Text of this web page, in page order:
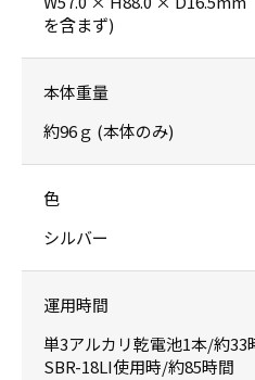
を含まず)
本体重量
約96ｇ (本体のみ)
色
シルバー
運用時間
単3アルカリ乾電池1本/約33
SBR-18LI使用時/約85時間